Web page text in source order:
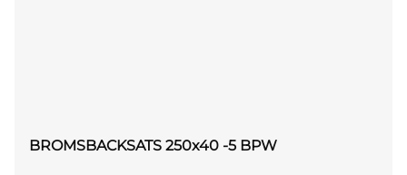
BROMSBACKSATS 250x40 -5 BPW